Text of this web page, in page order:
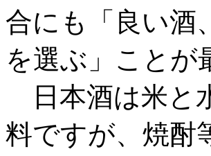
合にも「良い酒
を選ぶ」ことが
日本酒は米と
料ですが、焼酎